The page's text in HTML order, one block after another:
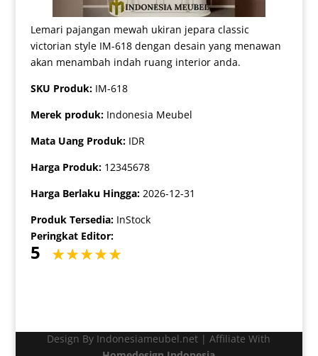
Lemari pajangan mewah ukiran jepara classic
victorian style IM-618 dengan desain yang menawan
akan menambah indah ruang interior anda.
SKU Produk: IM-618
Merek produk: Indonesia Meubel
Mata Uang Produk: IDR
Harga Produk: 12345678
Harga Berlaku Hingga: 2026-12-31
Produk Tersedia: InStock
Peringkat Editor:
5
Design By Indonesiameubel.net | Affiliate With